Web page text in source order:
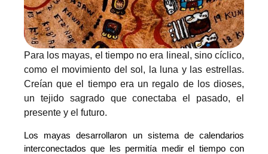
Para los mayas, el tiempo no era lineal, sino cíclico,
como el movimiento del sol, la luna y las estrellas.
Creían que el tiempo era un regalo de los dioses,
un tejido sagrado que conectaba el pasado, el
presente y el futuro.
Los mayas desarrollaron un sistema de calendarios
interconectados que les permitía medir el tiempo con